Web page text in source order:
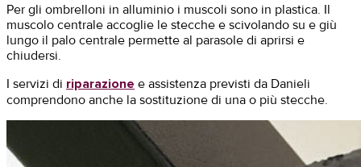
Per gli ombrelloni in alluminio i muscoli sono in plastica. Il
muscolo centrale accoglie le stecche e scivolando su e giù
lungo il palo centrale permette al parasole di aprirsi e
chiudersi.
I servizi di riparazione e assistenza previsti da Danieli
comprendono anche la sostituzione di una o più stecche.